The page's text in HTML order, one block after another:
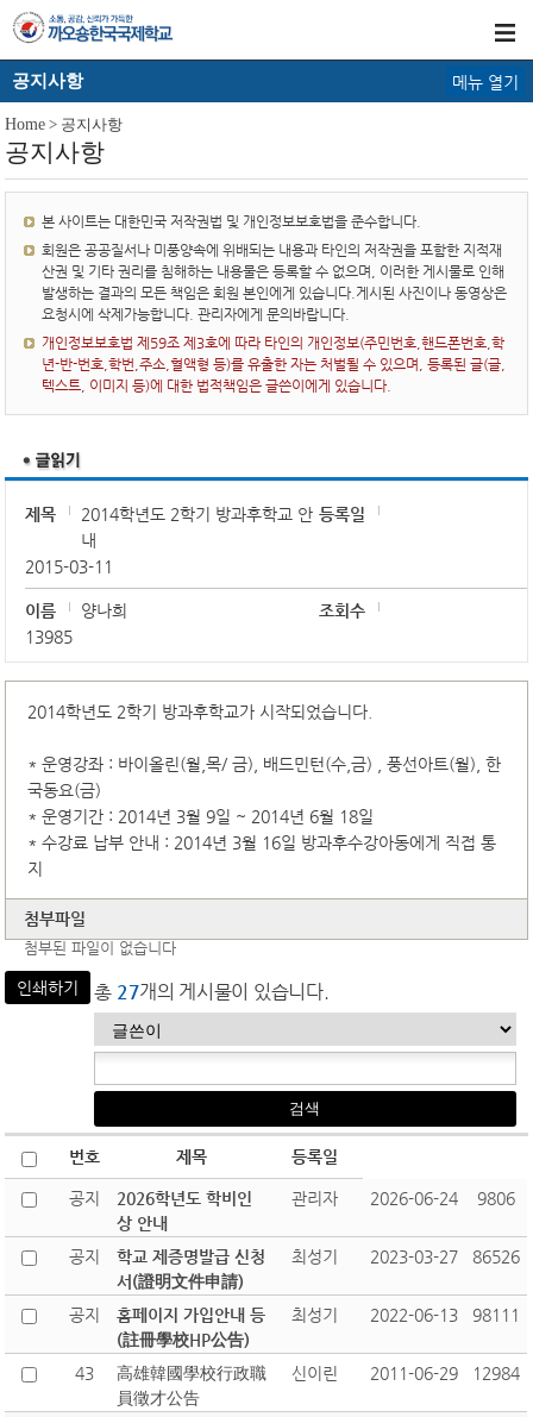
공지사항 메뉴 열기
Home > 공지사항
공지사항
본 사이트는 대한민국 저작권법 및 개인정보보호법을 준수합니다.
회원은 공공질서나 미풍양속에 위배되는 내용과 타인의 저작권을 포함한 지적재
산권 및 기타 권리를 침해하는 내용물은 등록할 수 없으며, 이러한 게시물로 인해
발생하는 결과의 모든 책임은 회원 본인에게 있습니다.게시된 사진이나 동영상은
요청시에 삭제가능합니다. 관리자에게 문의바랍니다.
개인정보보호법 제59조 제3호에 따라 타인의 개인정보(주민번호,핸드폰번호,학
년-반-번호,학번,주소,혈액형 등)를 유출한 자는 처벌될 수 있으며, 등록된 글(글,
텍스트, 이미지 등)에 대한 법적책임은 글쓴이에게 있습니다.
제목
2014학년도 2학기 방과후학교 안
내
등록일
2015-03-11
이름 양나희
조회수
13985
2014학년도 2학기 방과후학교가 시작되었습니다.
* 운영강좌 : 바이올린(월,목/ 금), 배드민턴(수,금) , 풍선아트(월), 한
국동요(금)
* 운영기간 : 2014년 3월 9일 ~ 2014년 6월 18일
* 수강료 납부 안내 : 2014년 3월 16일 방과후수강아동에게 직접 통
지
첨부파일
첨부된 파일이 없습니다
인쇄하기 총 27개의 게시물이 있습니다.
번호 제목 등록일
공지
2026학년도 학비인
상 안내
관리자 2026-06-24 9806
공지
학교 제증명발급 신청
서(證明文件申請)
최성기 2023-03-27 86526
공지
홈페이지 가입안내 등
(註冊學校HP公告)
최성기 2022-06-13 98111
43
高雄韓國學校行政職
員徵才公告
신이린 2011-06-29 12984